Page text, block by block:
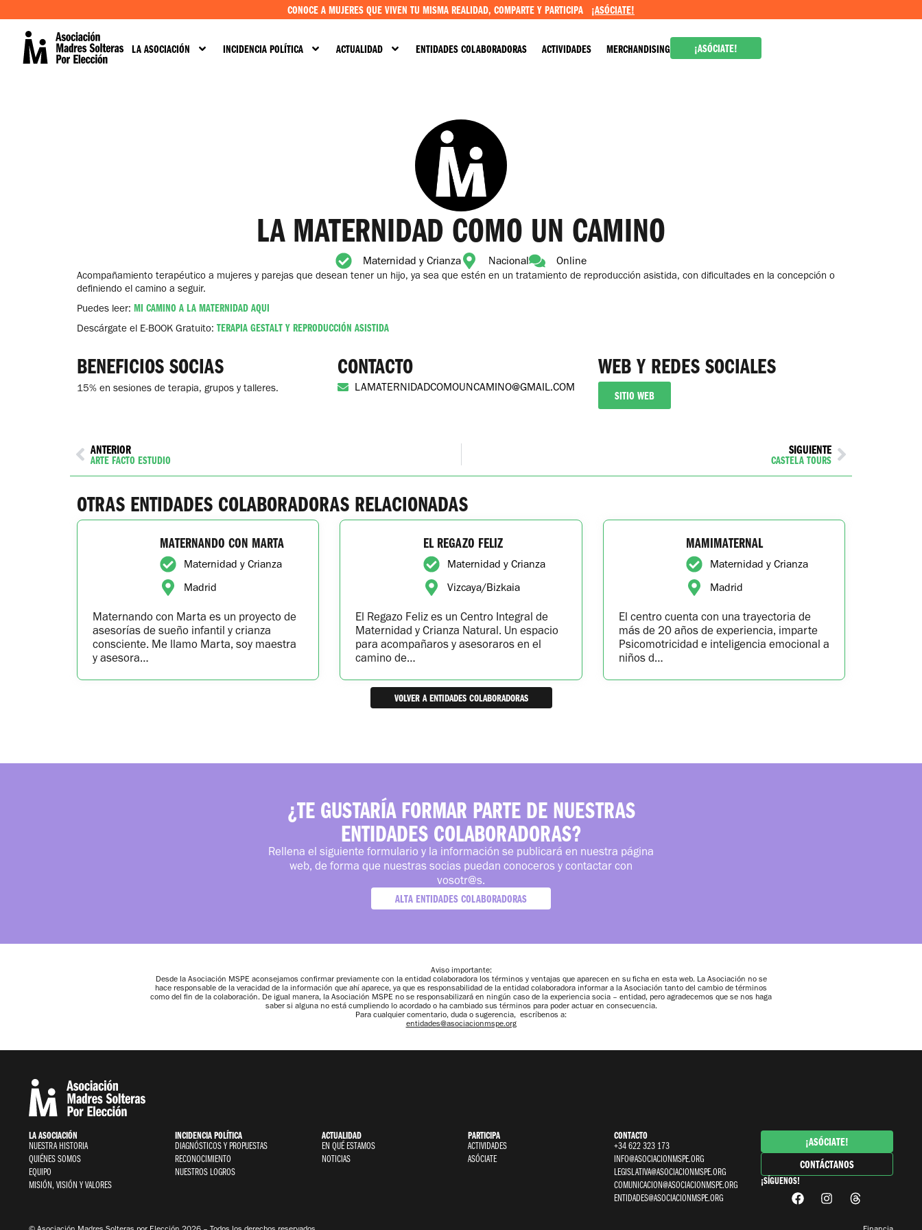
CONOCE A MUJERES QUE VIVEN TU MISMA REALIDAD, COMPARTE Y PARTICIPA ¡ASÓCIATE!
LA ASOCIACIÓN INCIDENCIA POLÍTICA ACTUALIDAD ENTIDADES COLABORADORAS ACTIVIDADES MERCHANDISING ¡ASÓCIATE!
LA MATERNIDAD COMO UN CAMINO
Maternidad y Crianza Nacional Online
Acompañamiento terapéutico a mujeres y parejas que desean tener un hijo, ya sea que estén en un tratamiento de reproducción asistida, con dificultades en la concepción o
definiendo el camino a seguir.
Puedes leer: MI CAMINO A LA MATERNIDAD AQUI
Descárgate el E-BOOK Gratuito: TERAPIA GESTALT Y REPRODUCCIÓN ASISTIDA
BENEFICIOS SOCIAS
15% en sesiones de terapia, grupos y talleres.
CONTACTO
LAMATERNIDADCOMOUNCAMINO@GMAIL.COM
WEB Y REDES SOCIALES
SITIO WEB
ANTERIOR
ARTE FACTO ESTUDIO
SIGUIENTE
CASTELA TOURS
OTRAS ENTIDADES COLABORADORAS RELACIONADAS
MATERNANDO CON MARTA
Maternidad y Crianza
Madrid
Maternando con Marta es un proyecto de
asesorías de sueño infantil y crianza
consciente. Me llamo Marta, soy maestra
y asesora…
EL REGAZO FELIZ
Maternidad y Crianza
Vizcaya/Bizkaia
El Regazo Feliz es un Centro Integral de
Maternidad y Crianza Natural. Un espacio
para acompañaros y asesoraros en el
camino de…
MAMIMATERNAL
Maternidad y Crianza
Madrid
El centro cuenta con una trayectoria de
más de 20 años de experiencia, imparte
Psicomotricidad e inteligencia emocional a
niños d…
VOLVER A ENTIDADES COLABORADORAS
¿TE GUSTARÍA FORMAR PARTE DE NUESTRAS
ENTIDADES COLABORADORAS?
Rellena el siguiente formulario y la información se publicará en nuestra página
web, de forma que nuestras socias puedan conoceros y contactar con
vosotr@s.
ALTA ENTIDADES COLABORADORAS
Aviso importante:
Desde la Asociación MSPE aconsejamos confirmar previamente con la entidad colaboradora los términos y ventajas que aparecen en su ficha en esta web. La Asociación no se
hace responsable de la veracidad de la información que ahí aparece, ya que es responsabilidad de la entidad colaboradora informar a la Asociación tanto del cambio de términos
como del fin de la colaboración. De igual manera, la Asociación MSPE no se responsabilizará en ningún caso de la experiencia socia – entidad, pero agradecemos que se nos haga
saber si alguna no está cumpliendo lo acordado o ha cambiado sus términos para poder actuar en consecuencia.
Para cualquier comentario, duda o sugerencia, escríbenos a:
entidades@asociacionmspe.org
LA ASOCIACIÓN
NUESTRA HISTORIA
QUIÉNES SOMOS
EQUIPO
MISIÓN, VISIÓN Y VALORES
INCIDENCIA POLÍTICA
DIAGNÓSTICOS Y PROPUESTAS
RECONOCIMIENTO
NUESTROS LOGROS
ACTUALIDAD
EN QUÉ ESTAMOS
NOTICIAS
PARTICIPA
ACTIVIDADES
ASÓCIATE
CONTACTO
+34 622 323 173
INFO@ASOCIACIONMSPE.ORG
LEGISLATIVA@ASOCIACIONMSPE.ORG
COMUNICACION@ASOCIACIONMSPE.ORG
ENTIDADES@ASOCIACIONMSPE.ORG
¡ASÓCIATE!
CONTÁCTANOS
¡SÍGUENOS!